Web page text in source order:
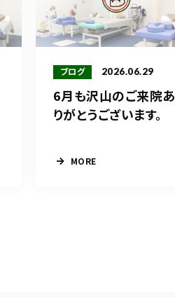
ブログ 2026.06.29
6月も沢山のご来院あ
りがとうございます。
MORE